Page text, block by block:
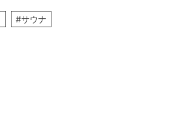
#サウナ